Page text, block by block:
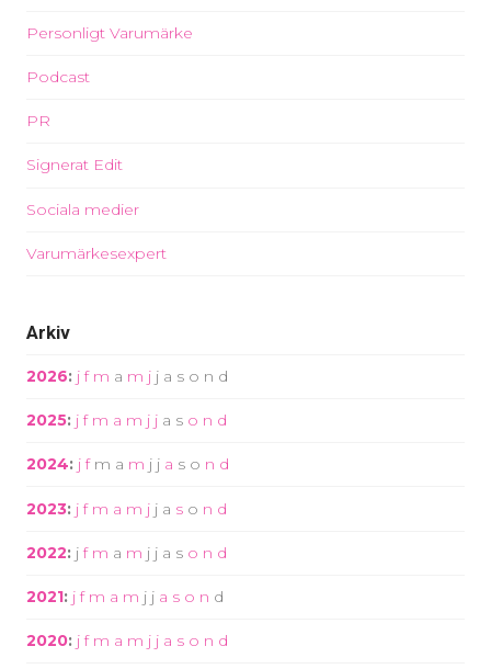
Personligt Varumärke
Podcast
PR
Signerat Edit
Sociala medier
Varumärkesexpert
Arkiv
2026: j f m a m j j a s o n d
2025: j f m a m j j a s o n d
2024: j f m a m j j a s o n d
2023: j f m a m j j a s o n d
2022: j f m a m j j a s o n d
2021: j f m a m j j a s o n d
2020: j f m a m j j a s o n d